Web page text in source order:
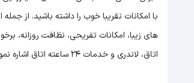
با امکانات تقریبا خوب را داشته باشید. از
اتاق، لاندری و خدمات 24 ساعته اتاق اشاره نمود. به طور کلی انتخاب هتل نام برده شده می تواند اقامت خوبی را برای شما به ارمغان آورد.